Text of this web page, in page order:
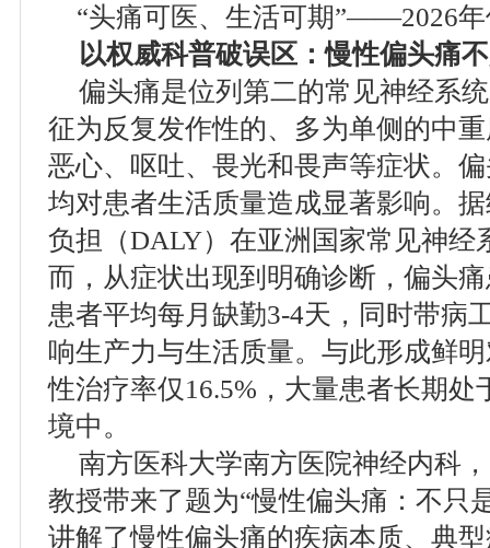
“头痛可医、生活可期”——2026
以权威科普破误区：慢性偏头痛
偏头痛是位列第二的常见神经系
征为反复发作性的、多为单侧的中
恶心、呕吐、畏光和畏声等症状。
均对患者生活质量造成显著影响。
负担（DALY）在亚洲国家常见神经
而，从症状出现到明确诊断，偏头
患者平均每月缺勤3-4天，同时带病
响生产力与生活质量。与此形成鲜
性治疗率仅16.5%，大量患者长期处
境中。
南方医科大学南方医院神经内科
教授带来了题为“慢性偏头痛：不只
讲解了慢性偏头痛的疾病本质、典